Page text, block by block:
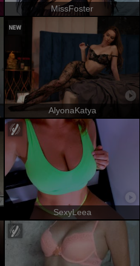
MissFoster
AlyonaKatya
SexyLeea